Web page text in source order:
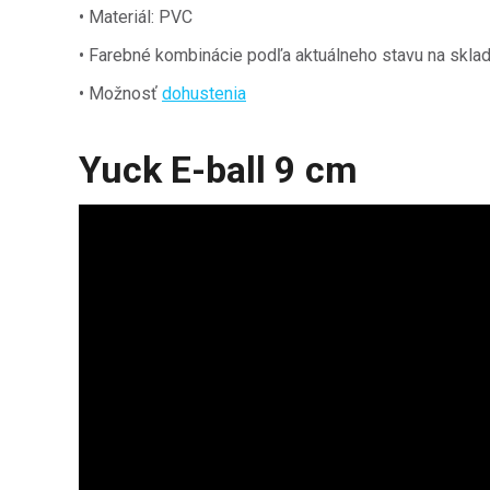
• Materiál: PVC
• Farebné kombinácie podľa aktuálneho stavu na
• Možnosť dohustenia
Yuck E-ball 9 cm